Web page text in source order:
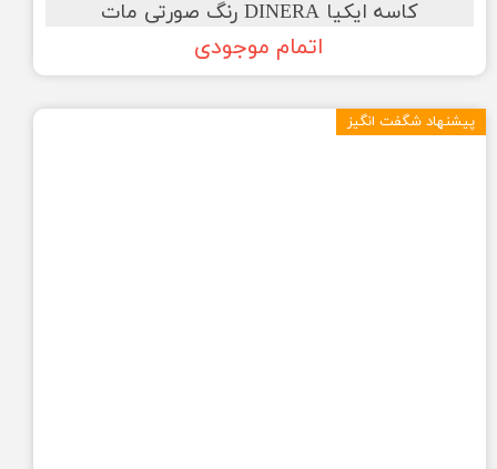
کاسه ایکیا DINERA رنگ صورتی مات
اتمام موجودی
پیشنهاد شگفت انگیز